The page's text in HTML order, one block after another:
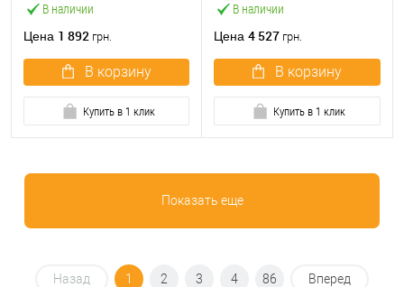
В наличии
Цена 1 892 грн.
В корзину
Купить в 1 клик
В наличии
Цена 4 527 грн.
В корзину
Купить в 1 клик
Показать еще
Назад 1 2 3 4 86 Вперед